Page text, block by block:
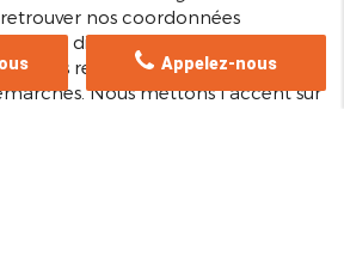
nos coordonnées
directement notre équipe,
de vous renseigner et de vous
Nous mettons l'accent sur
Appelez-nous